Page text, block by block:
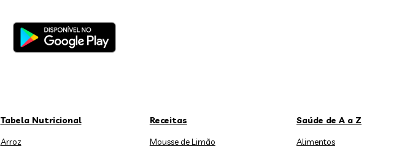
Tabela Nutricional
Arroz
Receitas
Mousse de Limão
Saúde de A a Z
Alimentos